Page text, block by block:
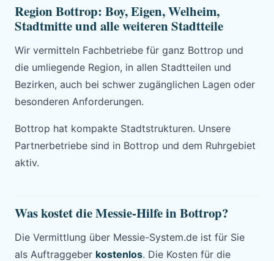
Region Bottrop: Boy, Eigen, Welheim,
Stadtmitte und alle weiteren Stadtteile
Wir vermitteln Fachbetriebe für ganz Bottrop und
die umliegende Region, in allen Stadtteilen und
Bezirken, auch bei schwer zugänglichen Lagen oder
besonderen Anforderungen.
Bottrop hat kompakte Stadtstrukturen. Unsere
Partnerbetriebe sind in Bottrop und dem Ruhrgebiet
aktiv.
Was kostet die Messie-Hilfe in Bottrop?
Die Vermittlung über Messie-System.de ist für Sie
als Auftraggeber kostenlos. Die Kosten für die